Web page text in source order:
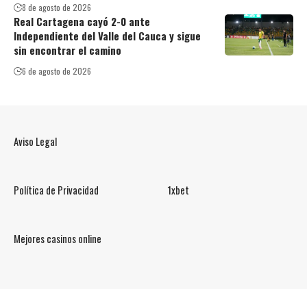
8 de agosto de 2026
Real Cartagena cayó 2-0 ante
Independiente del Valle del Cauca y sigue
sin encontrar el camino
6 de agosto de 2026
Aviso Legal
Política de Privacidad 1xbet
Mejores casinos online